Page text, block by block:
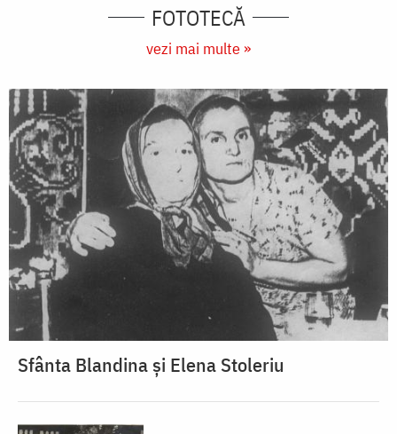
FOTOTECĂ
vezi mai multe »
Sfânta Blandina și Elena Stoleriu